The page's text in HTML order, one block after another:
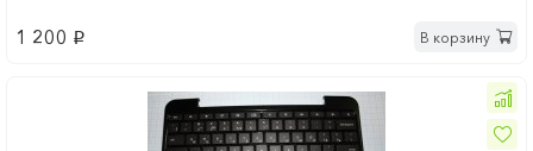
1 200 p В корзину